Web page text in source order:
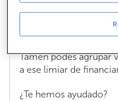
importe do que
de 75 €. Lembra
terán que ser, como
Tamén podes agrupar
a ese limiar de
¿Te hemos ayudado?